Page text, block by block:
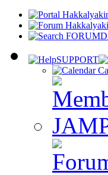
SUPPORT